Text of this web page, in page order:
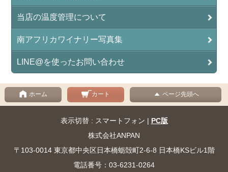
当店の温度管理について
南アフリカワイナリー写真集
LINE@を使ったお問い合わせ
ホーム カート ページ先頭へ
表示切替 : スマートフォン | PC版
株式会社ANPAN
〒103-0014 東京都中央区日本橋蛎殻町2-6-8 日本橋KSビル1階
電話番号：03-6231-0264